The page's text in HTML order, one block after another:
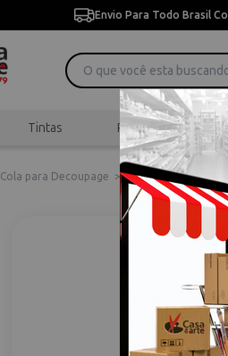
Envio Para Todo Brasil
Tintas Pincéis
Cola para Decoupage > Cola Branca Acrilex